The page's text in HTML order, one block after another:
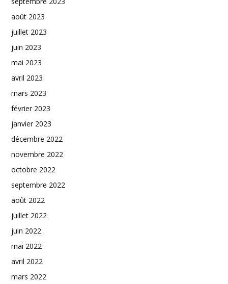
août 2023
juillet 2023
juin 2023
mai 2023
avril 2023
mars 2023
février 2023
janvier 2023
décembre 2022
novembre 2022
octobre 2022
septembre 2022
août 2022
juillet 2022
juin 2022
mai 2022
avril 2022
mars 2022